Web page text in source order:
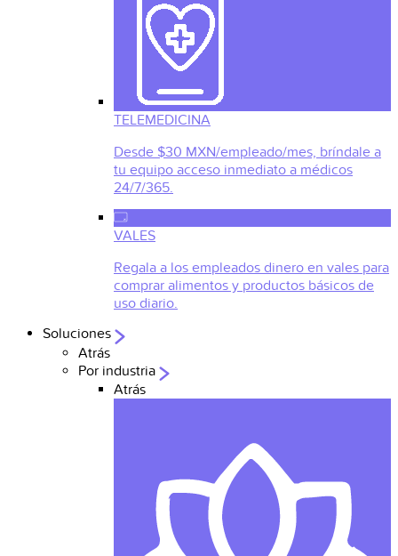
TELEMEDICINA
Desde $30 MXN/empleado/mes, bríndale a
tu equipo acceso inmediato a médicos
24/7/365.
VALES
Regala a los empleados dinero en vales para
comprar alimentos y productos básicos de
uso diario.
Soluciones
Atrás
Por industria
Atrás